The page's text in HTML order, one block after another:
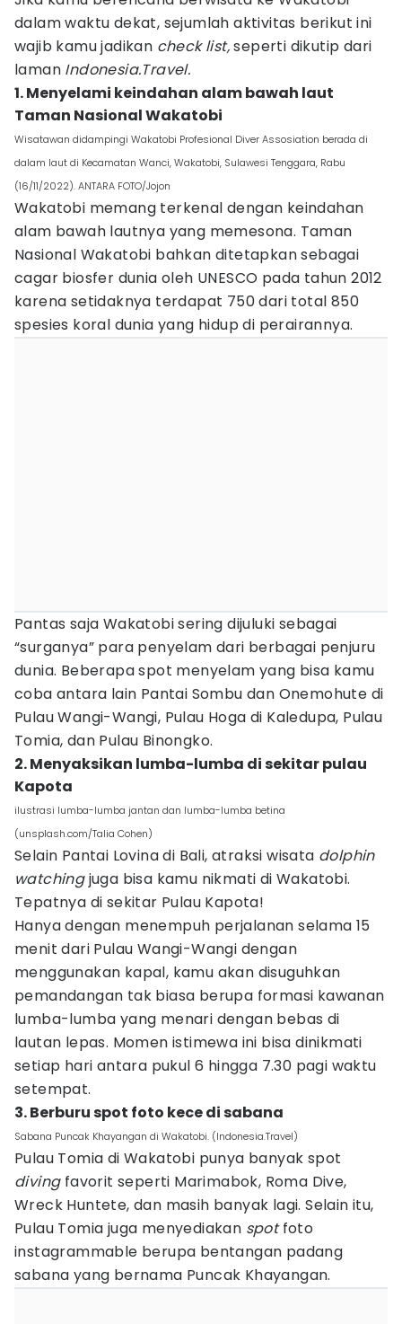
dalam waktu dekat, sejumlah aktivitas berikut ini
wajib kamu jadikan check list,seperti dikutip dari
laman Indonesia.Travel.
1. Menyelami keindahan alam bawah laut
Taman Nasional Wakatobi
Wisatawan didampingi Wakatobi Profesional Diver Assosiation berada di
dalam laut di Kecamatan Wanci, Wakatobi, Sulawesi Tenggara, Rabu
(16/11/2022). ANTARA FOTO/Jojon
Wakatobi memang terkenal dengan keindahan
alam bawah lautnya yang memesona. Taman
Nasional Wakatobi bahkan ditetapkan sebagai
cagar biosfer dunia oleh UNESCO pada tahun 2012
karena setidaknya terdapat 750 dari total 850
spesies koral dunia yang hidup di perairannya.
Pantas saja Wakatobi sering dijuluki sebagai
“surganya” para penyelam dari berbagai penjuru
dunia. Beberapa spot menyelam yang bisa kamu
coba antara lain Pantai Sombu dan Onemohute di
Pulau Wangi-Wangi, Pulau Hoga di Kaledupa, Pulau
Tomia, dan Pulau Binongko.
2. Menyaksikan lumba-lumba di sekitar pulau
Kapota
ilustrasi lumba-lumba jantan dan lumba-lumba betina
(unsplash.com/Talia Cohen)
Selain Pantai Lovina di Bali, atraksi wisata dolphin
watchingjuga bisa kamu nikmati di Wakatobi.
Tepatnya di sekitar Pulau Kapota!
Hanya dengan menempuh perjalanan selama 15
menit dari Pulau Wangi-Wangi dengan
menggunakan kapal, kamu akan disuguhkan
pemandangan tak biasa berupa formasi kawanan
lumba-lumba yang menari dengan bebas di
lautan lepas. Momen istimewa ini bisa dinikmati
setiap hari antara pukul 6 hingga 7.30 pagi waktu
setempat.
3. Berburu spot foto kece di sabana
Sabana Puncak Khayangan di Wakatobi. (Indonesia.Travel)
Pulau Tomia di Wakatobi punya banyak spot
divingfavorit seperti Marimabok, Roma Dive,
Wreck Huntete, dan masih banyak lagi. Selain itu,
Pulau Tomia juga menyediakan spotfoto
instagrammable berupa bentangan padang
sabana yang bernama Puncak Khayangan.